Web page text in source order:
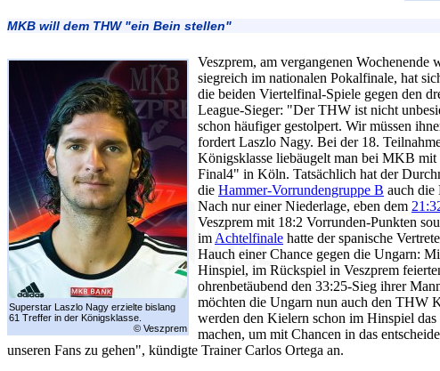
MKB will dem THW "ein Bein stellen"
Superstar Laszlo Nagy erzielte bislang
61 Treffer in der Königsklasse.
© Veszprem
Veszprem, am vergangenen
siegreich im nationalen Pokalfinale, hat
die beiden Viertelfinal-Spiele gegen den
League-Sieger: "Der THW ist nicht
schon häufiger gestolpert. Wir müssen
fordert Laszlo Nagy. Bei der 18.
Königsklasse liebäugelt man bei MKB
Final4" in Köln. Tatsächlich hat der
die Hammer-Vorrundengruppe B auch die
Nach nur einer Niederlage, eben dem
Veszprem mit 18:2 Vorrunden-Punkten
im Achtelfinale hatte der spanische
Hauch einer Chance gegen die Ungarn:
Hinspiel, im Rückspiel in Veszprem
ohrenbetäubend den 33:25-Sieg ihrer
möchten die Ungarn nun auch den THW
werden den Kielern schon im Hinspiel
machen, um mit Chancen in das
unseren Fans zu gehen", kündigte Trainer Carlos Ortega an.